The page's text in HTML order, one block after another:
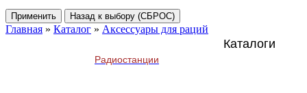
Главная » Каталог » Аксессуары для раций
Каталоги
Радиостанции